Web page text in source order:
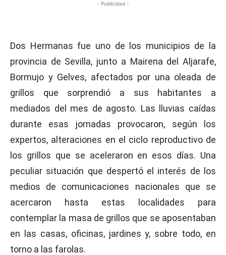
- Publicidad -
Dos Hermanas fue uno de los municipios de la
provincia de Sevilla, junto a Mairena del Aljarafe,
Bormujo y Gelves, afectados por una oleada de
grillos que sorprendió a sus habitantes a
mediados del mes de agosto. Las lluvias caídas
durante esas jornadas provocaron, según los
expertos, alteraciones en el ciclo reproductivo de
los grillos que se aceleraron en esos días. Una
peculiar situación que despertó el interés de los
medios de comunicaciones nacionales que se
acercaron hasta estas localidades para
contemplar la masa de grillos que se aposentaban
en las casas, oficinas, jardines y, sobre todo, en
torno a las farolas.